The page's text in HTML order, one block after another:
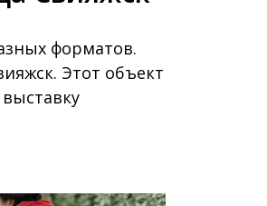
форматов.
Этот объект